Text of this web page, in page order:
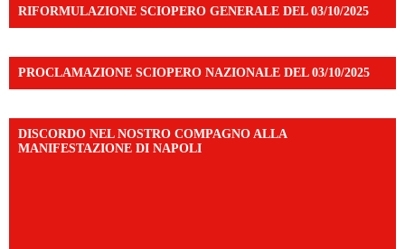
RIFORMULAZIONE SCIOPERO GENERALE DEL 03/10/2025
PROCLAMAZIONE SCIOPERO NAZIONALE DEL 03/10/2025
DISCORDO NEL NOSTRO COMPAGNO ALLA
MANIFESTAZIONE DI NAPOLI